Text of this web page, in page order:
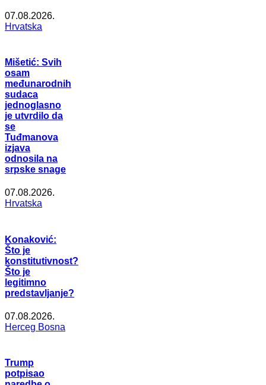
07.08.2026.
Hrvatska
Mišetić: Svih
osam
međunarodnih
sudaca
jednoglasno
je utvrdilo da
se
Tuđmanova
izjava
odnosila na
srpske snage
07.08.2026.
Hrvatska
Konaković:
Što je
konstitutivnost?
Što je
legitimno
predstavljanje?
07.08.2026.
Herceg Bosna
Trump
potpisao